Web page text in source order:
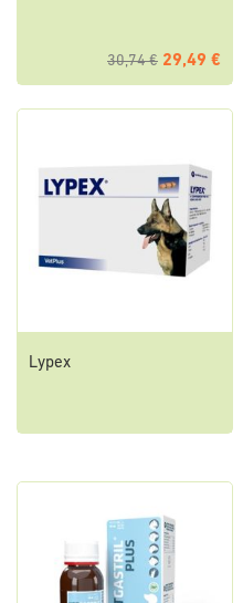
30,74 € 29,49 €
Lypex